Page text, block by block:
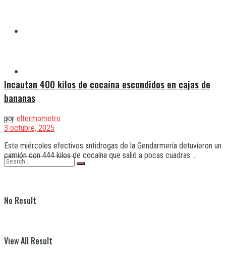
No Result
View All Result
Incautan 400 kilos de cocaína escondidos en cajas de
bananas
por eltermometro
3 octubre, 2025
Este miércoles efectivos antidrogas de la Gendarmería detuvieron un
camión con 444 kilos de cocaína que salió a pocas cuadras ...